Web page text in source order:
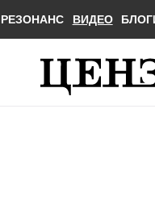
РЕЗОНАНС ВИДЕО